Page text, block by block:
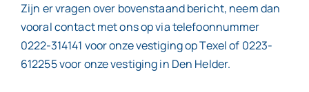
Zijn er vragen over bovenstaand bericht, neem dan
vooral contact met ons op via telefoonnummer
0222-314141 voor onze vestiging op Texel of 0223-
612255 voor onze vestiging in Den Helder.